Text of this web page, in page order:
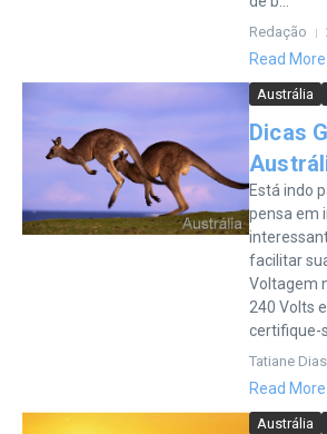
Redação
Read More
Austrália
Dicas
Está indo
pensa em
facilitar
Voltagem
240 Volts
certifique-
Tatiane Dias
Read More
Austrália